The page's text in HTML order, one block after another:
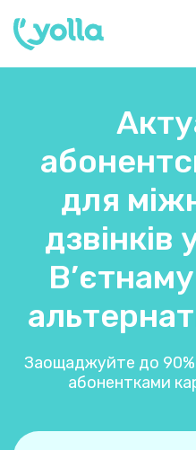
для
Заощаджуйте до 90%
абонентками